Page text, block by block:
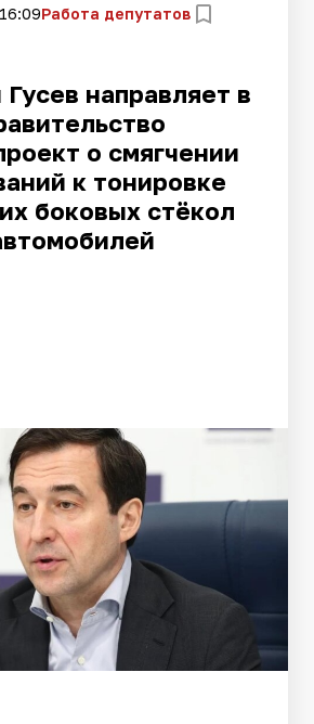
Работа депутатов
направляет в
о смягчении
к тонировке
боковых стёкол